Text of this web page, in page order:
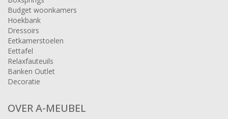
Budget woonkamers
Hoekbank
Dressoirs
Eetkamerstoelen
Eettafel
Relaxfauteuils
Banken Outlet
Decoratie
OVER A-MEUBEL